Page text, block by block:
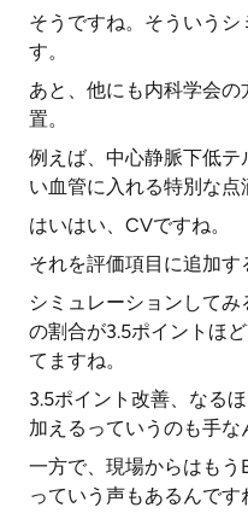
そうですね。そういうシ
す。
あと、他にも内科学会
置。
例えば、中心静脈下低
い血管に入れる特別な点
はいはい、CVですね。
それを評価項目に追加す
シミュレーションして
の割合が3.5ポイントほ
てますね。
3.5ポイント改善、なる
加えるっていうのも手な
一方で、現場からはも
っていう声もあるんです